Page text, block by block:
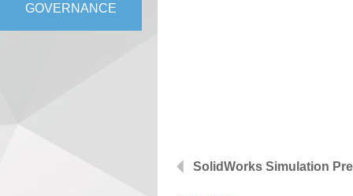
GOVERNANCE
SolidWorks Simulation